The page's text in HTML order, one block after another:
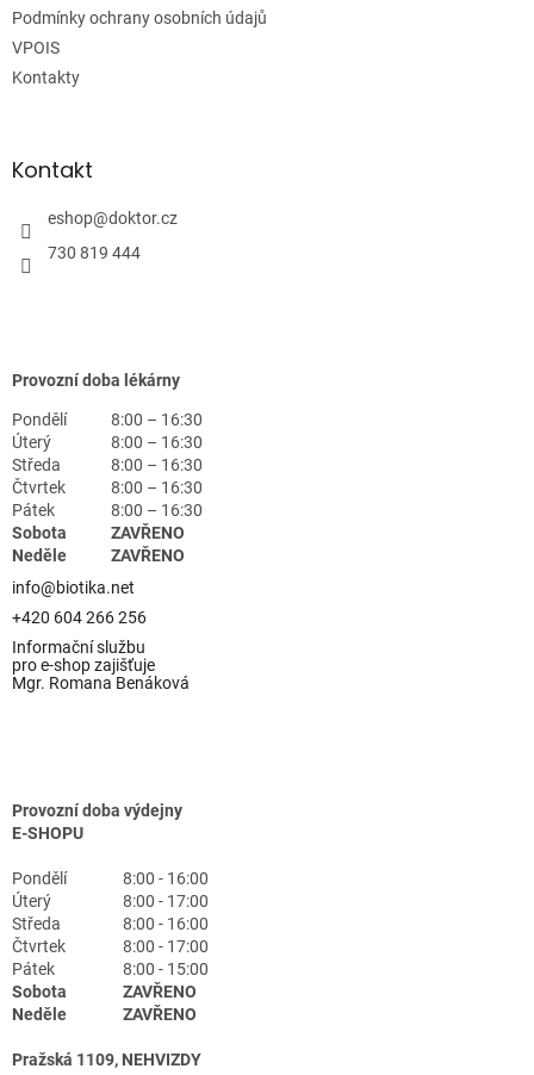
Podmínky ochrany osobních údajů
VPOIS
Kontakty
Kontakt
eshop@doktor.cz
730 819 444
Provozní doba lékárny
Pondělí
8:00 – 16:30
Úterý
8:00 – 16:30
Středa
8:00 – 16:30
Čtvrtek
8:00 – 16:30
Pátek
8:00 – 16:30
Sobota
ZAVŘENO
Neděle
ZAVŘENO
info@biotika.net
+420 604 266 256
Informační službu
pro e-shop zajišťuje
Mgr. Romana Benáková
Provozní doba výdejny
E-SHOPU
Pondělí
8:00 - 16:00
Úterý
8:00 - 17:00
Středa
8:00 - 16:00
Čtvrtek
8:00 - 17:00
Pátek
8:00 - 15:00
Sobota
ZAVŘENO
Neděle
ZAVŘENO
Pražská 1109, NEHVIZDY